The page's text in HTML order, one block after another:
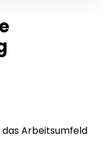
das Arbeitsumfeld